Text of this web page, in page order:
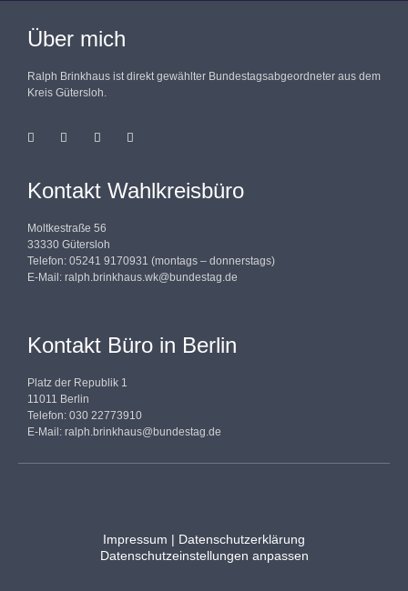
Über mich
Ralph Brinkhaus ist direkt gewählter Bundestagsabgeordneter aus dem
Kreis Gütersloh.
Kontakt Wahlkreisbüro
Moltkestraße 56
33330 Gütersloh
Telefon: 05241 9170931 (montags – donnerstags)
E-Mail: ralph.brinkhaus.wk@bundestag.de
Kontakt Büro in Berlin
Platz der Republik 1
11011 Berlin
Telefon: 030 22773910
E-Mail: ralph.brinkhaus@bundestag.de
Impressum | Datenschutzerklärung
Datenschutzeinstellungen anpassen